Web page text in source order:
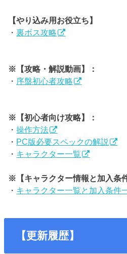
【やり込み用お役立ち】
・裏ボス攻略
※【攻略・解説動画】：
・ 序盤初心者攻略
※【初心者向け攻略】：
・操作方法
・ PC版必要スペックの解説
・ キャラクター一覧
※【キャラクター情報と加入条
・ キャラクター一覧と加入条件
【更新履歴】